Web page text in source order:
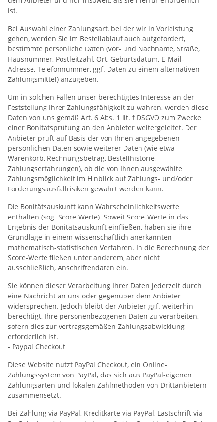
ist.
Bei Auswahl einer Zahlungsart, bei der wir in Vorleistung
gehen, werden Sie im Bestellablauf auch aufgefordert,
bestimmte persönliche Daten (Vor- und Nachname, Straße,
Hausnummer, Postleitzahl, Ort, Geburtsdatum, E-Mail-
Adresse, Telefonnummer, ggf. Daten zu einem alternativen
Zahlungsmittel) anzugeben.
Um in solchen Fällen unser berechtigtes Interesse an der
Feststellung Ihrer Zahlungsfähigkeit zu wahren, werden diese
Daten von uns gemäß Art. 6 Abs. 1 lit. f DSGVO zum Zwecke
einer Bonitätsprüfung an den Anbieter weitergeleitet. Der
Anbieter prüft auf Basis der von Ihnen angegebenen
persönlichen Daten sowie weiterer Daten (wie etwa
Warenkorb, Rechnungsbetrag, Bestellhistorie,
Zahlungserfahrungen), ob die von Ihnen ausgewählte
Zahlungsmöglichkeit im Hinblick auf Zahlungs- und/oder
Forderungsausfallrisiken gewährt werden kann.
Die Bonitätsauskunft kann Wahrscheinlichkeitswerte
enthalten (sog. Score-Werte). Soweit Score-Werte in das
Ergebnis der Bonitätsauskunft einfließen, haben sie ihre
Grundlage in einem wissenschaftlich anerkannten
mathematisch-statistischen Verfahren. In die Berechnung der
Score-Werte fließen unter anderem, aber nicht
ausschließlich, Anschriftendaten ein.
Sie können dieser Verarbeitung Ihrer Daten jederzeit durch
eine Nachricht an uns oder gegenüber dem Anbieter
widersprechen. Jedoch bleibt der Anbieter ggf. weiterhin
berechtigt, Ihre personenbezogenen Daten zu verarbeiten,
sofern dies zur vertragsgemäßen Zahlungsabwicklung
erforderlich ist.
- Paypal Checkout
Diese Website nutzt PayPal Checkout, ein Online-
Zahlungssystem von PayPal, das sich aus PayPal-eigenen
Zahlungsarten und lokalen Zahlmethoden von Drittanbietern
zusammensetzt.
Bei Zahlung via PayPal, Kreditkarte via PayPal, Lastschrift via